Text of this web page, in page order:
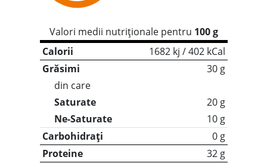
Valori medii nutriționale pentru 100 g
Calorii
1682 kj / 402 kCal
Grăsimi
30 g
din care
Saturate
20 g
Ne-Saturate
10 g
Carbohidrați
0 g
Proteine
32 g